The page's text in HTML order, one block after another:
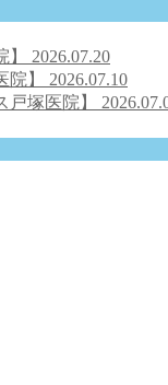
】 2026.07.20
院】 2026.07.10
戸塚医院】